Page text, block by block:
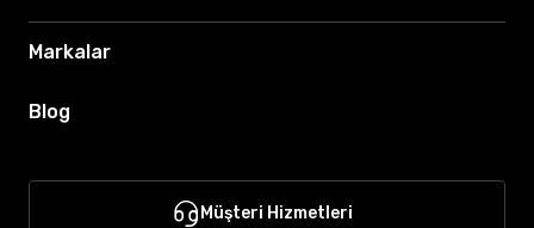
Markalar
Blog
Müşteri Hizmetleri